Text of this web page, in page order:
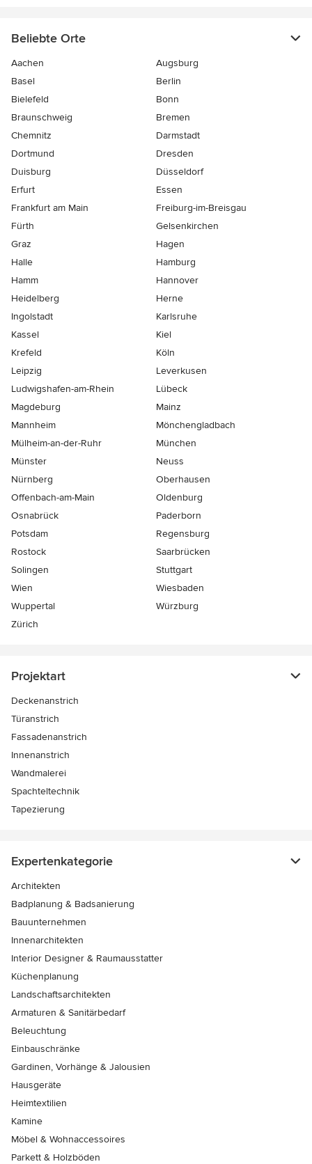
Beliebte Orte
Aachen
Augsburg
Basel
Berlin
Bielefeld
Bonn
Braunschweig
Bremen
Chemnitz
Darmstadt
Dortmund
Dresden
Duisburg
Düsseldorf
Erfurt
Essen
Frankfurt am Main
Freiburg-im-Breisgau
Fürth
Gelsenkirchen
Graz
Hagen
Halle
Hamburg
Hamm
Hannover
Heidelberg
Herne
Ingolstadt
Karlsruhe
Kassel
Kiel
Krefeld
Köln
Leipzig
Leverkusen
Ludwigshafen-am-Rhein
Lübeck
Magdeburg
Mainz
Mannheim
Mönchen­gladbach
Mülheim-an-der-Ruhr
München
Münster
Neuss
Nürnberg
Oberhausen
Offenbach-am-Main
Oldenburg
Osnabrück
Paderborn
Potsdam
Regensburg
Rostock
Saarbrücken
Solingen
Stuttgart
Wien
Wiesbaden
Wuppertal
Würzburg
Zürich
Projektart
Deckenanstrich
Türanstrich
Fassadenanstrich
Innenanstrich
Wandmalerei
Spachteltechnik
Tapezierung
Expertenkategorie
Architekten
Badplanung & Badsanierung
Bauunternehmen
Innenarchitekten
Interior Designer & Raumausstatter
Küchenplanung
Landschaftsarchitekten
Armaturen & Sanitärbedarf
Beleuchtung
Einbauschränke
Gardinen, Vorhänge & Jalousien
Hausgeräte
Heimtextilien
Kamine
Möbel & Wohnaccessoires
Parkett & Holzböden